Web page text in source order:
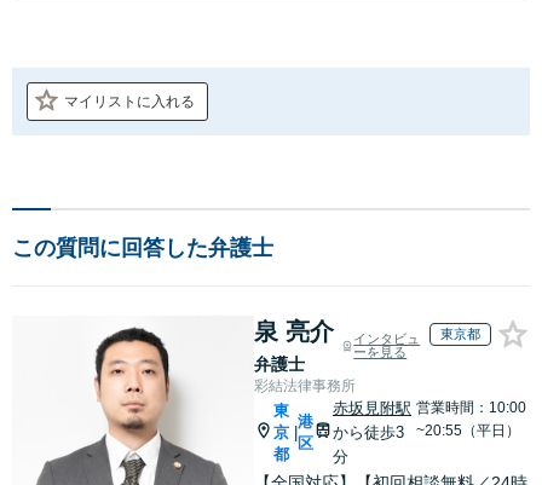
マイリストに入れる
この質問に回答した弁護士
泉 亮介
弁護士
インタビュ
ーを見る
東京都
彩結法律事務所
東
京
都
港
区
赤坂見附駅
から徒歩3
分
営業時間：10:00
~20:55（平日）